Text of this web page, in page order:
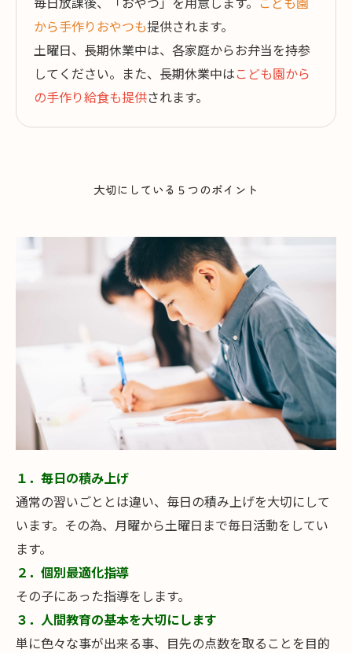
から手作りおやつも提供されます。
土曜日、長期休業中は、各家庭からお弁当を持参
してください。また、長期休業中はこども園から
の手作り給食も提供されます。
大切にしている５つのポイント
１．毎日の積み上げ
通常の習いごととは違い、毎日の積み上げを大切にして
います。その為、月曜から土曜日まで毎日活動をしてい
ます。
２．個別最適化指導
その子にあった指導をします。
３．人間教育の基本を大切にします
単に色々な事が出来る事、目先の点数を取ることを目的